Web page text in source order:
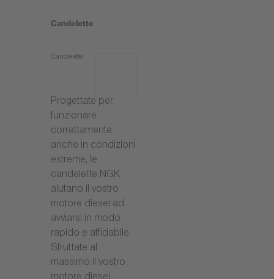
Candelette
Candelette
Progettate per
funzionare
correttamente
anche in condizioni
estreme, le
candelette NGK
aiutano il vostro
motore diesel ad
avviarsi in modo
rapido e affidabile.
Sfruttate al
massimo il vostro